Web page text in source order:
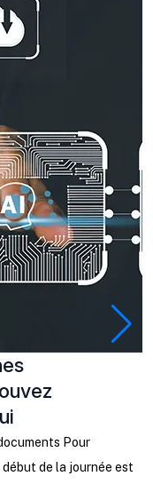
Pour
de la journée est